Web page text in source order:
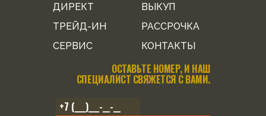
ДИРЕКТ
ВЫКУП
ТРЕЙД-ИН
РАССРОЧКА
СЕРВИС
КОНТАКТЫ
ОСТАВЬТЕ НОМЕР, И НАШ
СПЕЦИАЛИСТ СВЯЖЕТСЯ С ВАМИ.